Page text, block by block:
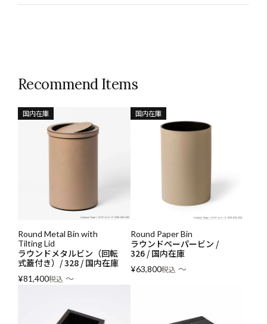
Recommend Items
Round Metal Bin with
Tilting Lid
ラウンドメタルビン（回転
式蓋付き）/ 328 / 国内在庫
国内在庫
¥81,400税込 〜
Round Paper Bin
ラウンドペーパービン /
326 / 国内在庫
国内在庫
¥63,800税込 〜